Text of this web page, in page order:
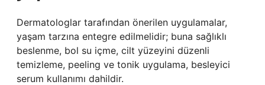
Dermatologlar tarafından önerilen uygulamalar,
yaşam tarzına entegre edilmelidir; buna sağlıklı
beslenme, bol su içme, cilt yüzeyini düzenli
temizleme, peeling ve tonik uygulama, besleyici
serum kullanımı dahildir.